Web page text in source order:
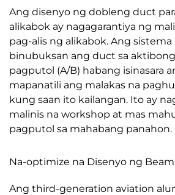
Ang disenyo ng dobleng duct
alikabok ay nagagarantiya ng
pag-alis ng alikabok. Ang
binubuksan ang duct sa
pagputol (A/B) habang isinasara
mapanatili ang malakas na
kung saan ito kailangan. Ito ay
malinis na workshop at mas
pagputol sa mahabang panahon.
Na-optimize na Disenyo ng Beam
Ang third-generation aviation